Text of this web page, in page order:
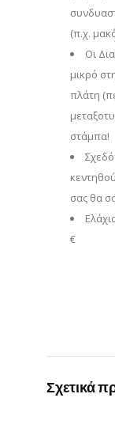
(π.χ.
Οι
μικρό
πλάτη
στάμπα!
σας θα
€
Σχετικά